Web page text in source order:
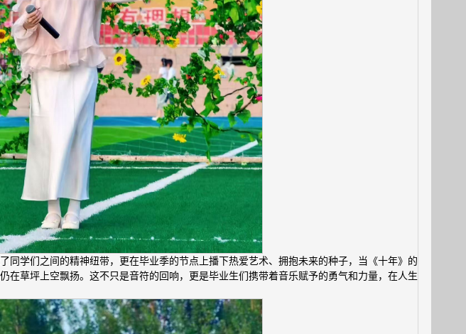
同学们之间的精神纽带，更在毕业季的节点上播下热爱艺术、拥抱未来的种子，当《十年》的
在草坪上空飘扬。这不只是音符的回响，更是毕业生们携带着音乐赋予的勇气和力量，在人生